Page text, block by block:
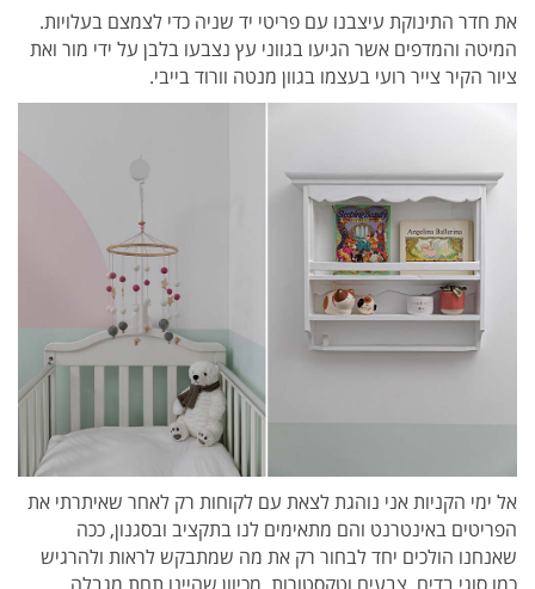
את חדר התינוקת עיצבנו עם פריטי יד שניה כדי לצמצם בעלויות.
המיטה והמדפים אשר הגיעו בגווני עץ נצבעו בלבן על ידי מור ואת
ציור הקיר צייר רועי בעצמו בגוון מנטה וורוד בייבי.
אל ימי הקניות אני נוהגת לצאת עם לקוחות רק לאחר שאיתרתי את
הפריטים באינטרנט והם מתאימים לנו בתקציב ובסגנון, ככה
שאנחנו הולכים יחד לבחור רק את מה שמתבקש לראות ולהרגיש